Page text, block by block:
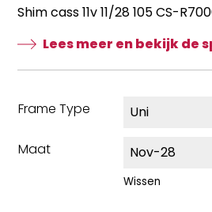
Shim cass 11v 11/28 105 CS-
Lees meer en bekijk de
Frame Type
Maat
Wissen